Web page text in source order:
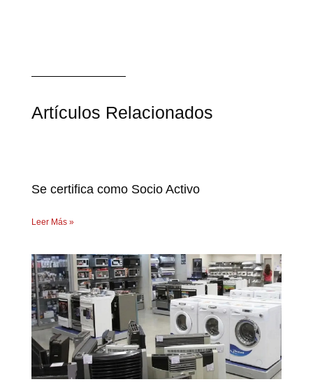
Artículos Relacionados
Se certifica como Socio Activo
Leer Más »